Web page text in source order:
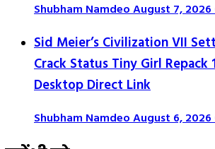
Shubham NamdeoAugust 7, 2026
Sid Meier’s Civilization VII
Crack Status Tiny Girl
Desktop Direct Link
Shubham NamdeoAugust 6, 2026